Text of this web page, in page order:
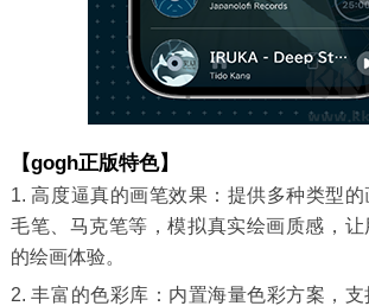
【gogh正版特色】
1. 高度逼真的画笔效果：提供多种类型的
毛笔、马克笔等，模拟真实绘画质感，
的绘画体验。
2. 丰富的色彩库：内置海量色彩方案，